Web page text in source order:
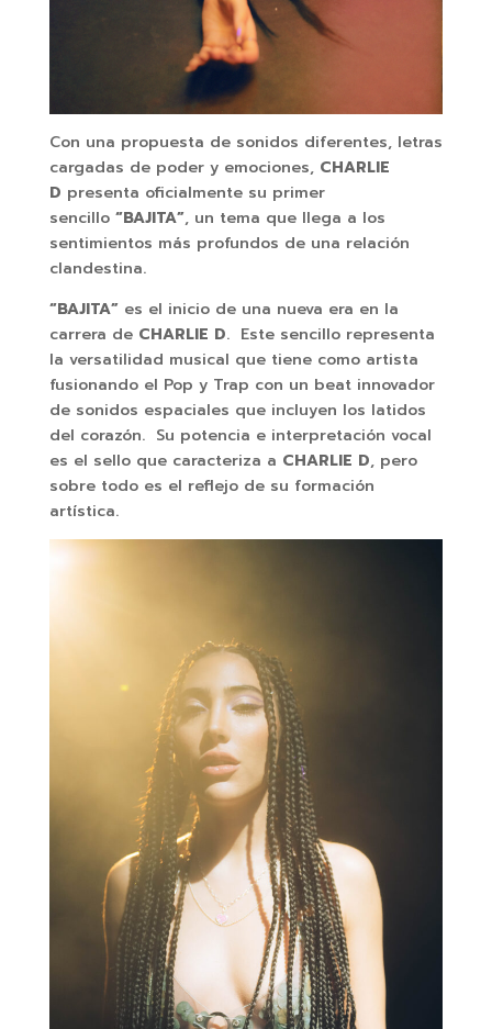
Con una propuesta de sonidos diferentes, letras
cargadas de poder y emociones, CHARLIE
D presenta oficialmente su primer
sencillo “BAJITA”, un tema que llega a los
sentimientos más profundos de una relación
clandestina.
“BAJITA”es el inicio de una nueva era en la
carrera de CHARLIE D. Este sencillo representa
la versatilidad musical que tiene como artista
fusionando el Pop y Trap con un beat innovador
de sonidos espaciales que incluyen los latidos
del corazón. Su potencia e interpretación vocal
es el sello que caracteriza a CHARLIE D, pero
sobre todo es el reflejo de su formación
artística.